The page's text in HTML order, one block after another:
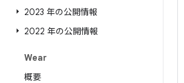
2023 年の公開情報
2022 年の公開情報
Wear
概要